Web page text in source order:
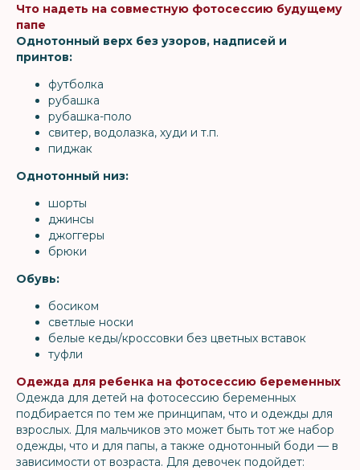
Что надеть на совместную фотосессию будущему
папе
Однотонный верх без узоров, надписей и
принтов:
футболка
рубашка
рубашка-поло
свитер, водолазка, худи и т.п.
пиджак
Однотонный низ:
шорты
джинсы
джоггеры
брюки
Обувь:
босиком
светлые носки
белые кеды/кроссовки без цветных вставок
туфли
Одежда для ребенка на фотосессию беременных
Одежда для детей на фотосессию беременных
подбирается по тем же принципам, что и одежды для
взрослых. Для мальчиков это может быть тот же набор
одежды, что и для папы, а также однотонный боди — в
зависимости от возраста. Для девочек подойдет: